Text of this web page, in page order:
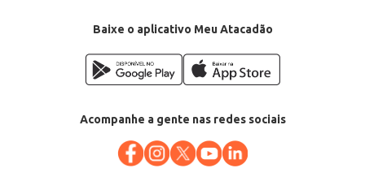
Baixe o aplicativo Meu Atacadão
Acompanhe a gente nas redes sociais